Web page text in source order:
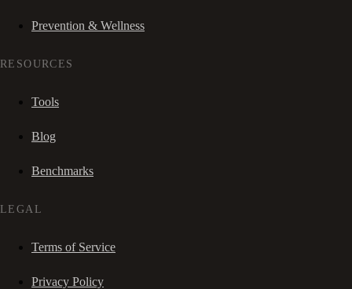
Prevention & Wellness
RESOURCES
Tools
Blog
Benchmarks
LEGAL
Terms of Service
Privacy Policy